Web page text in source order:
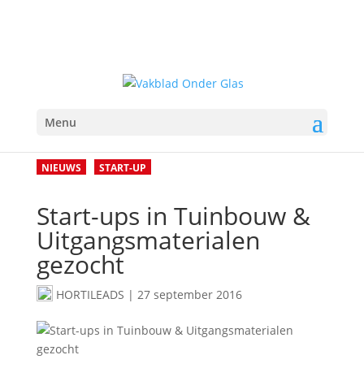
Menu
NIEUWS START-UP
Start-ups in Tuinbouw &
Uitgangsmaterialen
gezocht
HORTILEADS | 27 september 2016